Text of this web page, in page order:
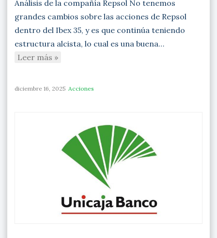
Análisis de la compañía Repsol No tenemos
grandes cambios sobre las acciones de Repsol
dentro del Ibex 35, y es que continúa teniendo
estructura alcista, lo cual es una buena…
Leer más »
diciembre 16, 2025 Acciones